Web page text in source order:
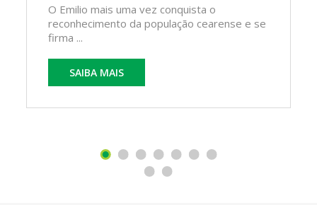
O Emilio mais uma vez conquista o
reconhecimento da população cearense e se
firma ...
SAIBA MAIS